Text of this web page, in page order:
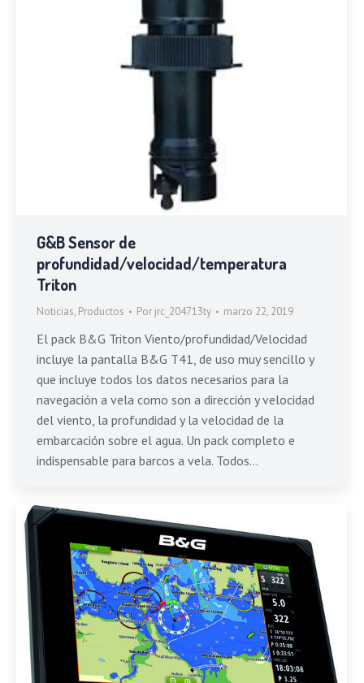
G&B Sensor de
profundidad/velocidad/temperatura
Triton
Noticias, Productos Por jrc_204713ty marzo 22, 2019
El pack B&G Triton Viento/profundidad/Velocidad
incluye la pantalla B&G T41, de uso muy sencillo y
que incluye todos los datos necesarios para la
navegación a vela como son a dirección y velocidad
del viento, la profundidad y la velocidad de la
embarcación sobre el agua. Un pack completo e
indispensable para barcos a vela. Todos…